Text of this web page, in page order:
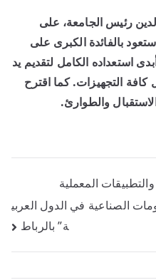
رئيس الجامعة، على
بالفائدة الكبرى على
استعداده الكامل لتقديم يد
التجهيزات. كما اقترح
والطوارئ.​​
المعملیة
الصناعية في الدول العربي
ة” بالرباط